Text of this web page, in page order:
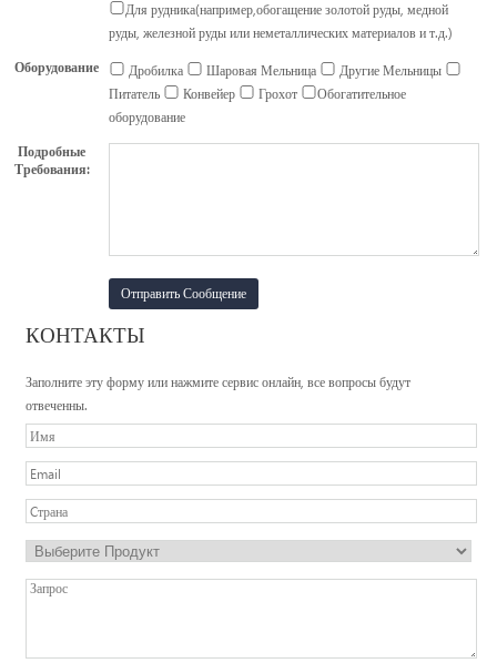
Для рудника(например,обогащение золотой руды, медной
руды, железной руды или неметаллических материалов и т.д.)
Оборудование Дробилка Шаровая Мельница
Другие Мельницы
Питатель
Конвейер Грохот
Обогатительное
оборудование
Подробные
Требования:
КОНТАКТЫ
Заполните эту форму или нажмите сервис онлайн, все вопросы будут
отвеченны.